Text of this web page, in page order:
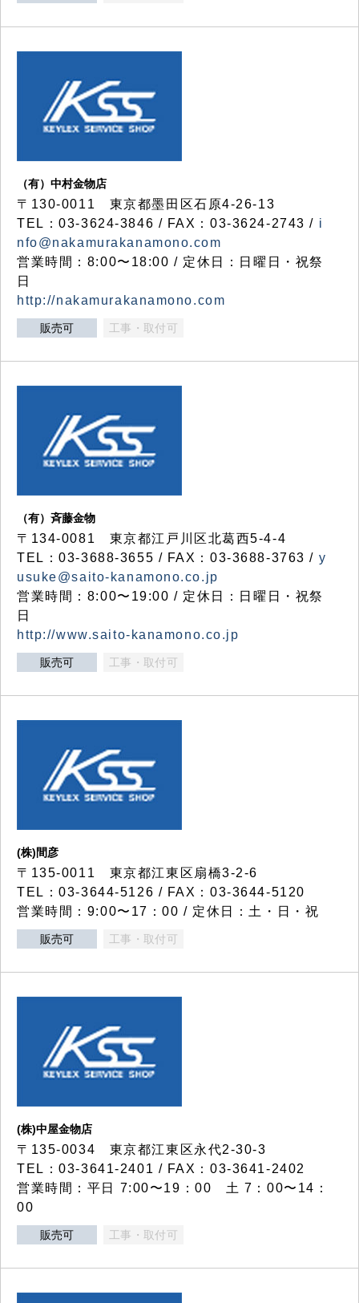
（有）中村金物店
〒130-0011 東京都墨田区石原4-26-13
TEL：03-3624-3846 / FAX：03-3624-2743 / i
nfo@nakamurakanamono.com
営業時間：8:00〜18:00 / 定休日：日曜日・祝祭
日
http://nakamurakanamono.com
販売可 工事・取付可
（有）斉藤金物
〒134-0081 東京都江戸川区北葛西5-4-4
TEL：03-3688-3655 / FAX：03-3688-3763 / y
usuke@saito-kanamono.co.jp
営業時間：8:00〜19:00 / 定休日：日曜日・祝祭
日
http://www.saito-kanamono.co.jp
販売可 工事・取付可
(株)間彦
〒135-0011 東京都江東区扇橋3-2-6
TEL：03-3644-5126 / FAX：03-3644-5120
営業時間：9:00〜17：00 / 定休日：土・日・祝
販売可 工事・取付可
(株)中屋金物店
〒135-0034 東京都江東区永代2-30-3
TEL：03-3641-2401 / FAX：03-3641-2402
営業時間：平日 7:00〜19：00 土 7：00〜14：
00
販売可 工事・取付可